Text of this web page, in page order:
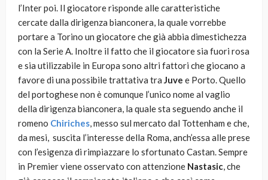
l’Inter poi. Il giocatore risponde alle caratteristiche
cercate dalla dirigenza bianconera, la quale vorrebbe
portare a Torino un giocatore che già abbia dimestichezza
con la Serie A. Inoltre il fatto che il giocatore sia fuori rosa
e sia utilizzabile in Europa sono altri fattori che giocano a
favore di una possibile trattativa tra Juve e Porto. Quello
del portoghese non è comunque l’unico nome al vaglio
della dirigenza bianconera, la quale sta seguendo anche il
romeno Chiriches, messo sul mercato dal Tottenham e che,
da mesi, suscita l’interesse della Roma, anch’essa alle prese
con l’esigenza di rimpiazzare lo sfortunato Castan. Sempre
in Premier viene osservato con attenzione Nastasic, che